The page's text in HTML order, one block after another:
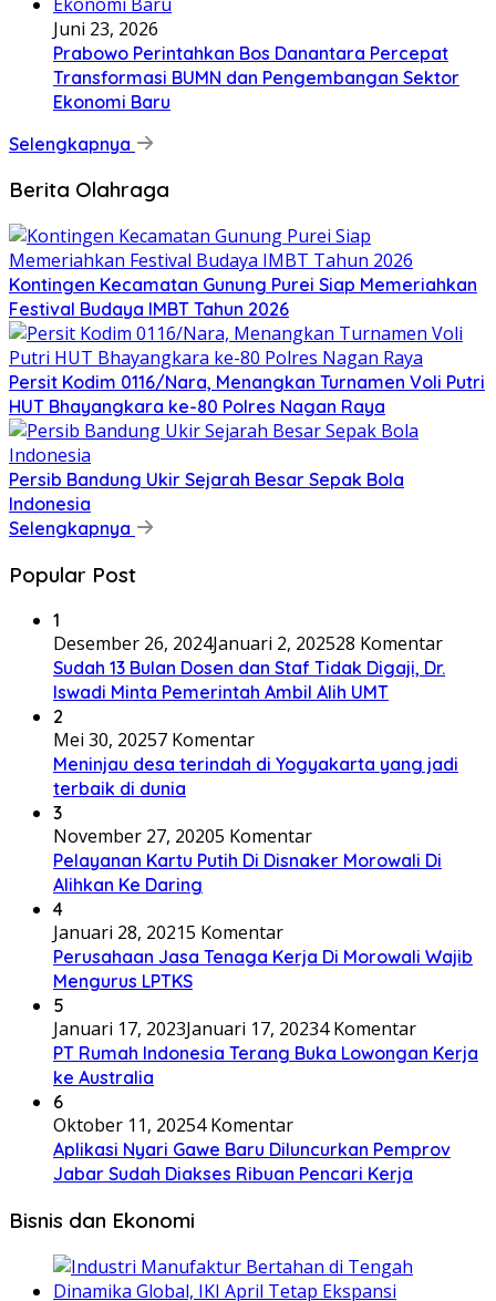
Juni 23, 2026
Prabowo Perintahkan Bos Danantara Percepat
Transformasi BUMN dan Pengembangan Sektor
Ekonomi Baru
Selengkapnya
Berita Olahraga
Kontingen Kecamatan Gunung Purei Siap Memeriahkan
Festival Budaya IMBT Tahun 2026
Persit Kodim 0116/Nara, Menangkan Turnamen Voli Putri
HUT Bhayangkara ke-80 Polres Nagan Raya
Persib Bandung Ukir Sejarah Besar Sepak Bola
Indonesia
Selengkapnya
Popular Post
1
Desember 26, 2024Januari 2, 202528 Komentar
Sudah 13 Bulan Dosen dan Staf Tidak Digaji, Dr.
Iswadi Minta Pemerintah Ambil Alih UMT
2
Mei 30, 20257 Komentar
Meninjau desa terindah di Yogyakarta yang jadi
terbaik di dunia
3
November 27, 20205 Komentar
Pelayanan Kartu Putih Di Disnaker Morowali Di
Alihkan Ke Daring
4
Januari 28, 20215 Komentar
Perusahaan Jasa Tenaga Kerja Di Morowali Wajib
Mengurus LPTKS
5
Januari 17, 2023Januari 17, 20234 Komentar
PT Rumah Indonesia Terang Buka Lowongan Kerja
ke Australia
6
Oktober 11, 20254 Komentar
Aplikasi Nyari Gawe Baru Diluncurkan Pemprov
Jabar Sudah Diakses Ribuan Pencari Kerja
Bisnis dan Ekonomi